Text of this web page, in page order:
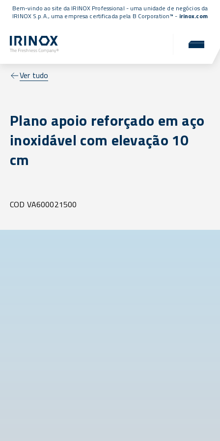
Bem-vindo ao site da IRINOX Professional - uma unidade de negócios da
IRINOX S.p.A., uma empresa certificada pela B Corporation™ - irinox.com
Ver tudo
Plano apoio reforçado em aço
inoxidável com elevação 10
cm
COD VA600021500